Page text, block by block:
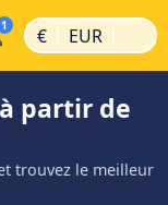
€ | EUR |
à partir de
trouvez le meilleur